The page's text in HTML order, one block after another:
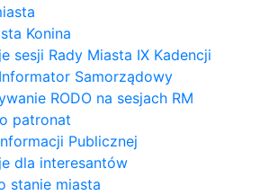
Konina
sesji Rady Miasta IX Kadencji
Samorządowy
RODO na sesjach RM
patronat
Publicznej
dla interesantów
stanie miasta